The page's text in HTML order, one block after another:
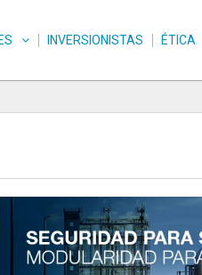
INVERSIONISTAS ÉTICA